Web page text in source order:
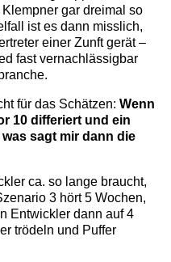
gar dreimal so
ist es dann misslich,
einer Zunft gerät –
fast vernachlässigbar
für das Schätzen: Wenn
10 differiert und ein
sagt mir dann die
ca. so lange braucht,
3 hört 5 Wochen,
Entwickler dann auf 4
trödeln und Puffer